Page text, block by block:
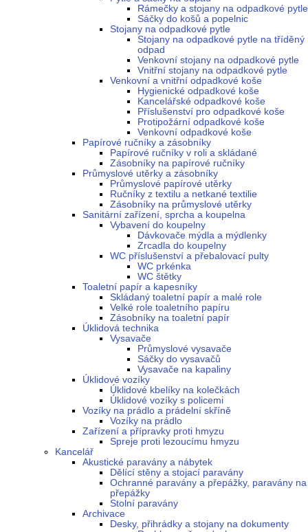
Rámečky a stojany na odpadkové pytle
Sáčky do košů a popelnic
Stojany na odpadkové pytle
Stojany na odpadkové pytle na tříděný
odpad
Venkovní stojany na odpadkové pytle
Vnitřní stojany na odpadkové pytle
Venkovní a vnitřní odpadkové koše
Hygienické odpadkové koše
Kancelářské odpadkové koše
Příslušenství pro odpadkové koše
Protipožární odpadkové koše
Venkovní odpadkové koše
Papírové ručníky a zásobníky
Papírové ručníky v roli a skládané
Zásobníky na papírové ručníky
Průmyslové utěrky a zásobníky
Průmyslové papírové utěrky
Ručníky z textilu a netkané textilie
Zásobníky na průmyslové utěrky
Sanitární zařízení, sprcha a koupelna
Vybavení do koupelny
Dávkovače mýdla a mýdlenky
Zrcadla do koupelny
WC příslušenství a přebalovací pulty
WC prkénka
WC štětky
Toaletní papír a kapesníky
Skládaný toaletní papír a malé role
Velké role toaletního papíru
Zásobníky na toaletní papír
Úklidová technika
Vysavače
Průmyslové vysavače
Sáčky do vysavačů
Vysavače na kapaliny
Úklidové vozíky
Úklidové kbelíky na kolečkách
Úklidové vozíky s policemi
Vozíky na prádlo a prádelní skříně
Vozíky na prádlo
Zařízení a přípravky proti hmyzu
Spreje proti lezoucímu hmyzu
Kancelář
Akustické paravány a nábytek
Dělící stěny a stojací paravány
Ochranné paravány a přepážky, paravány na
přepážky
Stolní paravány
Archivace
Desky, přihrádky a stojany na dokumenty